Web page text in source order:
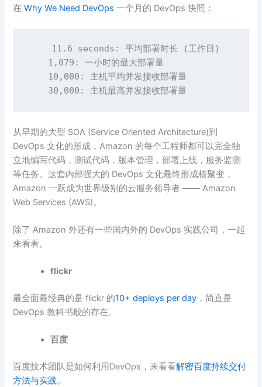
在Why We Need DevOps 一个月的 DevOps 快照：
    11.6 seconds: 平均部署时长 (工作日)
    1,079: 一小时的最大部署量
    10,000: 主机平均并发接收部署量
    30,000: 主机最高并发接收部署量
从早期的大型 SOA (Service Oriented Architecture)到
DevOps 文化的形成，Amazon 的每个工程师都可以完全独
立地编写代码，测试代码，版本管理，部署上线，服务监测
等任务。这套内部强大的 DevOps 文化最终形成核聚变，
Amazon 一跃成为世界级别的云服务领导者 —— Amazon
Web Services (AWS)。
除了 Amazon 外还有一些国内外的 DevOps 实践公司，一起
来看看。
flickr
最全面最经典的是 flickr 的10+ deploys per day ，简直是
DevOps 教科书般的存在。
百度
百度技术团队是如何利用DevOps，来看看解密百度持续交付
方法与实践。